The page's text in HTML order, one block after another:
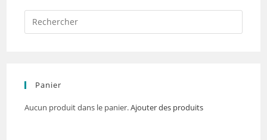
Panier
Aucun produit dans le panier.Ajouter des produits